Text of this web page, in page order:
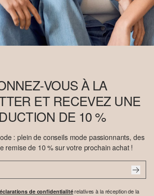
VOUS À LA
ET RECEVEZ UNE
DE 10 %
: plein de conseils mode passionnants, des
remise de 10 % sur votre prochain achat !
de confidentialitérelatives à la réception de la